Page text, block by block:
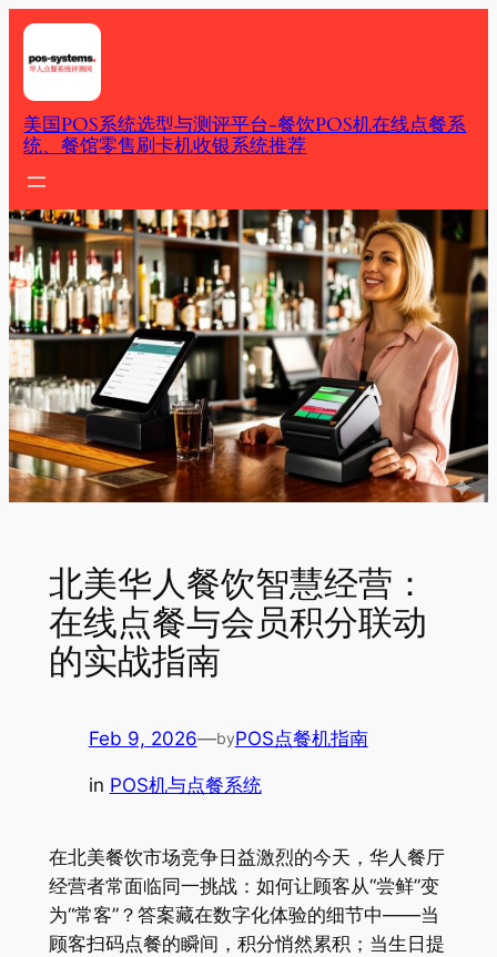
Skip
content
美国POS系统选型与测评平台-餐饮POS机在线点餐系
统、餐馆零售刷卡机收银系统推荐
北美华人餐饮智慧经营：
在线点餐与会员积分联动
的实战指南
Feb 9, 2026—byPOS点餐机指南
in POS机与点餐系统
在北美餐饮市场竞争日益激烈的今天，华人餐厅
经营者常面临同一挑战：如何让顾客从“尝鲜”变
为“常客”？答案藏在数字化体验的细节中——当
顾客扫码点餐的瞬间，积分悄然累积；当生日提